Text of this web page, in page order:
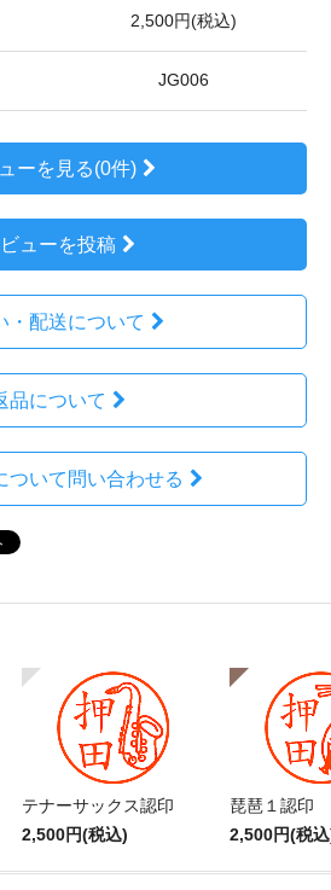
2,500円(税込)
JG006
ーを見る(0件)
ューを投稿
・配送について
品について
ついて問い合わせる
テナーサックス認印
2,500円(税込)
琵琶１認印
2,500円(税